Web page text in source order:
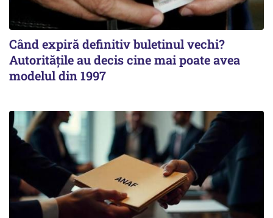
Când expiră definitiv buletinul vechi?
Autoritățile au decis cine mai poate avea
modelul din 1997